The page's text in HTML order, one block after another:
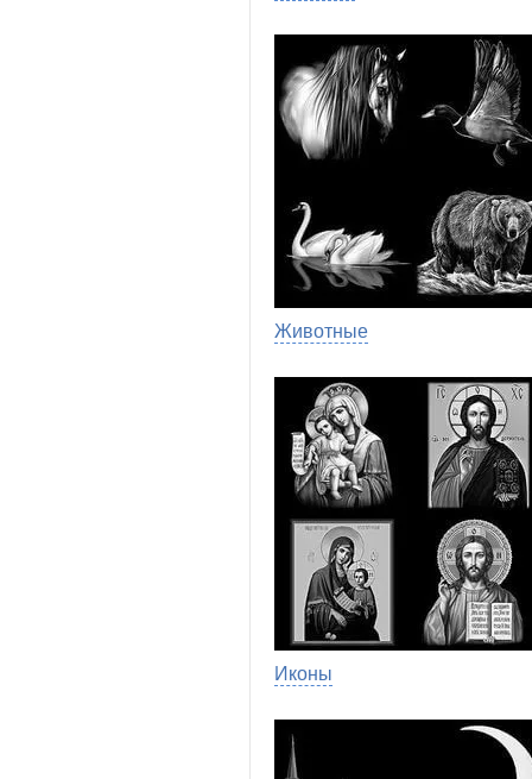
Животные
Иконы